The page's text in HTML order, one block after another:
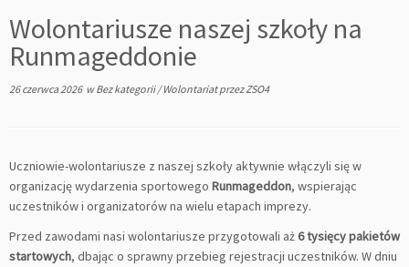
Wolontariusze naszej szkoły na
Runmageddonie
26 czerwca 2026wBez kategorii/WolontariatprzezZSO4
Uczniowie-wolontariusze z naszej szkoły aktywnie włączyli się w
organizację wydarzenia sportowego Runmageddon, wspierając
uczestników i organizatorów na wielu etapach imprezy.
Przed zawodami nasi wolontariusze przygotowali aż6 tysięcy pakietów
startowych, dbając o sprawny przebieg rejestracji uczestników. W dniu